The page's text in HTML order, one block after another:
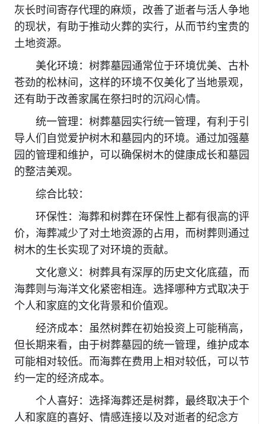
灰长时间寄存代理的麻烦，改善了逝者与活人争地
的现状，有助于推动火葬的实行，从而节约宝贵的
土地资源。
美化环境：树葬墓园通常位于环境优美、古朴
苍劲的松林间，这样的环境不仅美化了当地景观，
还有助于改善家属在祭扫时的沉闷心情。
统一管理：树葬墓园实行统一管理，有利于引
导人们自觉爱护树木和墓园内的环境。通过加强墓
园的管理和维护，可以确保树木的健康成长和墓园
的整洁美观。
综合比较：
环保性：海葬和树葬在环保性上都有很高的评
价，海葬减少了对土地资源的占用，而树葬则通过
树木的生长实现了对环境的贡献。
文化意义：树葬具有深厚的历史文化底蕴，而
海葬则与海洋文化紧密相连。选择哪种方式取决于
个人和家庭的文化背景和价值观。
经济成本：虽然树葬在初始投资上可能稍高，
但长期来看，由于树葬墓园的统一管理，维护成本
可能相对较低。而海葬在费用上相对较低，可以节
约一定的经济成本。
个人喜好：选择海葬还是树葬，最终取决于个
人和家庭的喜好、情感连接以及对逝者的纪念方